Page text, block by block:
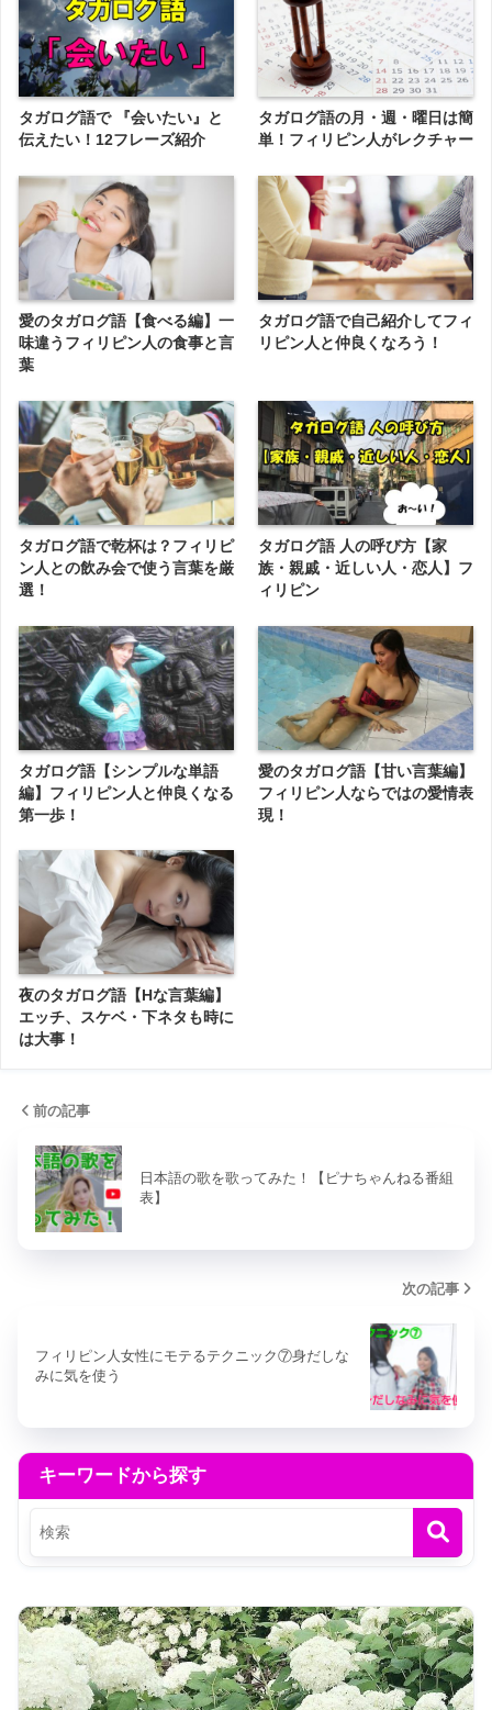
タガログ語で 『会いたい』と
伝えたい！12フレーズ紹介
タガログ語の月・週・曜日は簡
単！フィリピン人がレクチャー
愛のタガログ語【食べる編】一
味違うフィリピン人の食事と言
葉
タガログ語で自己紹介してフィ
リピン人と仲良くなろう！
タガログ語で乾杯は？フィリピ
ン人との飲み会で使う言葉を厳
選！
タガログ語 人の呼び方【家
族・親戚・近しい人・恋人】フ
ィリピン
タガログ語【シンプルな単語
編】フィリピン人と仲良くなる
第一歩！
愛のタガログ語【甘い言葉編】
フィリピン人ならではの愛情表
現！
夜のタガログ語【Hな言葉編】
エッチ、スケベ・下ネタも時に
は大事！
前の記事
日本語の歌を歌ってみた！【ピナちゃんねる番組
表】
次の記事
フィリピン人女性にモテるテクニック⑦身だしな
みに気を使う
キーワードから探す